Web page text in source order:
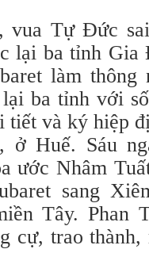
vua Tự Đức
lại ba tỉnh
làm thông
ba tỉnh với
tiết và ký hiệp
ở Huế. Sáu
ước Nhâm
sang
Tây. Phan
cự, trao